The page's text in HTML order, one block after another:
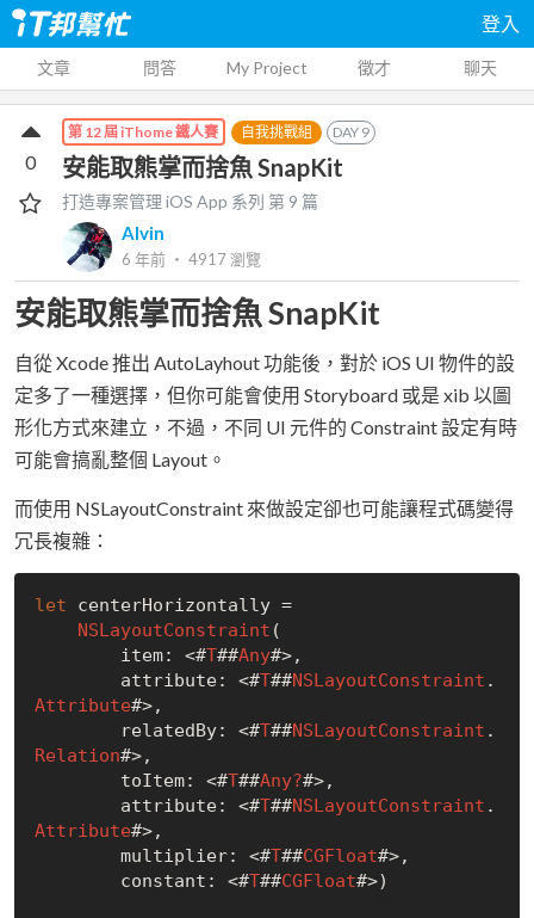
登入
文章 問答 My Project 徵才 聊天
第 12 屆 iThome 鐵人賽 自我挑戰組 DAY 9
安能取熊掌而捨魚 SnapKit
打造專案管理 iOS App 系列 第 9 篇
Alvin
6 年前 ‧ 4917瀏覽
0
安能取熊掌而捨魚 SnapKit
自從 Xcode 推出 AutoLayhout 功能後，對於 iOS UI 物件的設
定多了一種選擇，但你可能會使用 Storyboard 或是 xib 以圖
形化方式來建立，不過，不同 UI 元件的 Constraint 設定有時
可能會搞亂整個 Layout。
而使用 NSLayoutConstraint 來做設定卻也可能讓程式碼變得
冗長複雜：
let centerHorizontally =
NSLayoutConstraint (
        item: <#
T##Any#>,
        attribute: <#
T##NSLayoutConstraint .
Attribute#>,
        relatedBy: <#
T##NSLayoutConstraint .
Relation#>,
        toItem: <#
T##Any?#>,
        attribute: <#
T##NSLayoutConstraint .
Attribute#>,
        multiplier: <#
T##CGFloat#>,
        constant: <#
T##CGFloat#>)